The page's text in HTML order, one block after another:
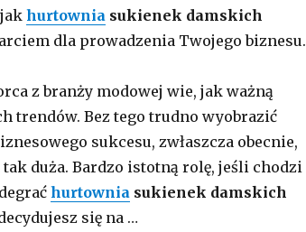
hurtownia sukienek damskich
dla prowadzenia Twojego biznesu.
z branży modowej wie, jak ważną
trendów. Bez tego trudno wyobrazić
sukcesu, zwłaszcza obecnie,
duża. Bardzo istotną rolę, jeśli chodzi
hurtowniasukienek damskich
się na …